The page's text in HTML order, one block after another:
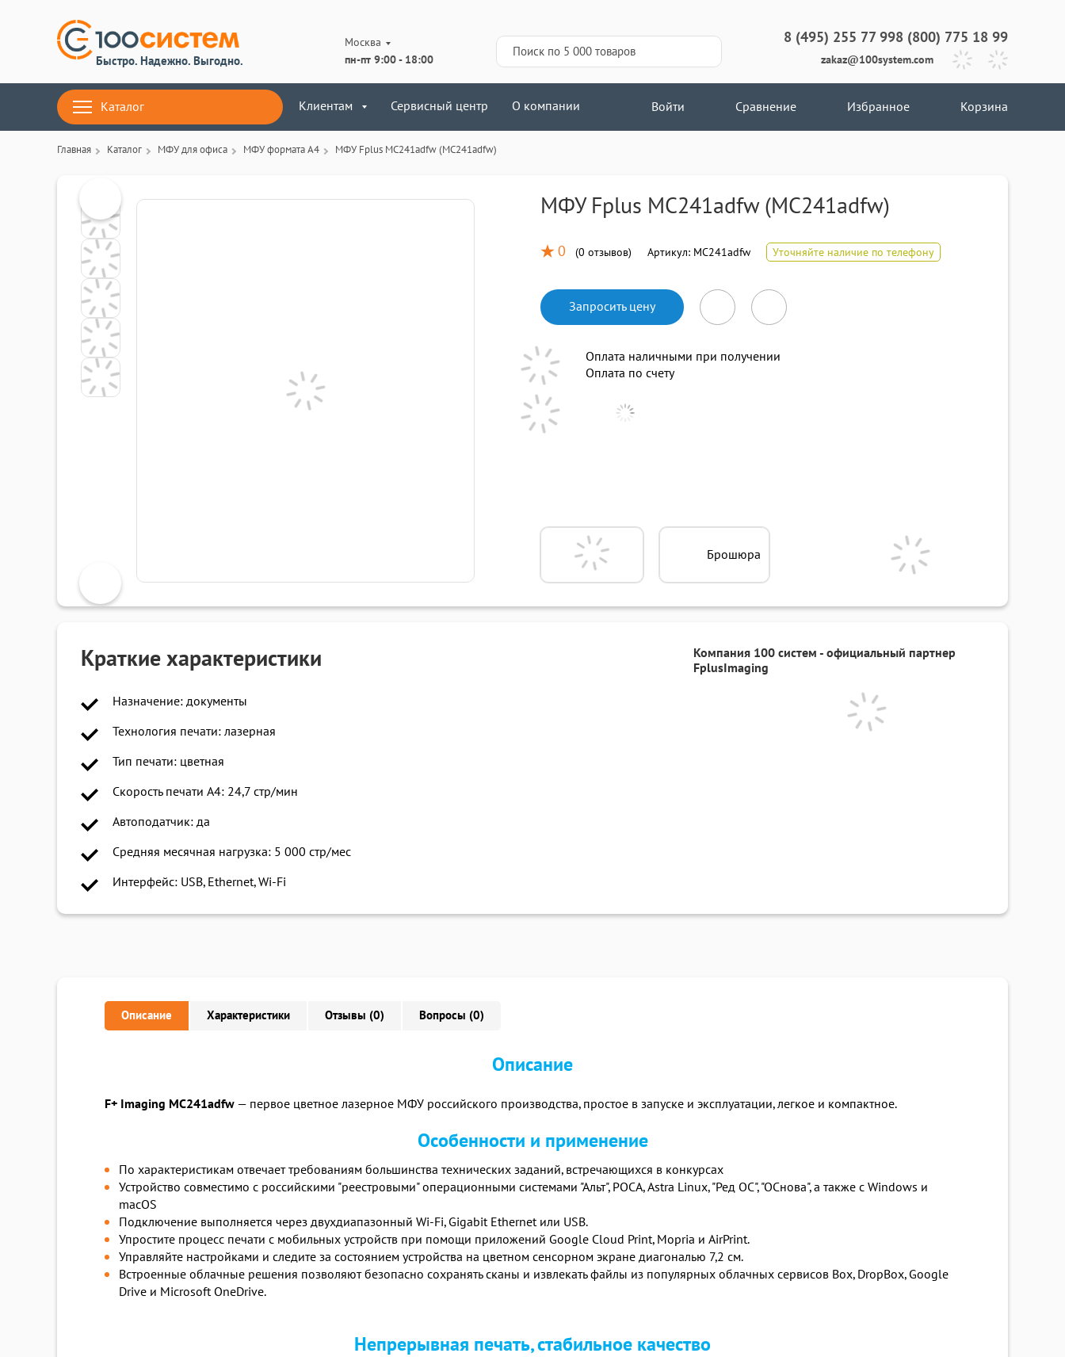
Быстро. Надежно. Выгодно.
Москва
пн-пт 9:00 - 18:00
8 (495) 255 77 998 (800) 775 18 99
zakaz@100system.com
Каталог Клиентам Сервисный центр О компании Войти Сравнение Избранное Корзина
Главная Каталог МФУ для офиса МФУ формата А4 МФУ Fplus MC241adfw (MC241adfw)
МФУ Fplus MC241adfw (MC241adfw)
0 (0 отзывов) Артикул: MC241adfw Уточняйте наличие по телефону
Запросить цену
Оплата наличными при получении
Оплата по счету
Брошюра
Краткие характеристики
Назначение: документы
Технология печати: лазерная
Тип печати: цветная
Скорость печати A4: 24,7 стр/мин
Автоподатчик: да
Средняя месячная нагрузка: 5 000 стр/мес
Интерфейс: USB, Ethernet, Wi-Fi
Компания 100 систем - официальный партнер
FplusImaging
Описание Характеристики Отзывы (0) Вопросы (0)
Описание
F+ Imaging MC241adfw — первое цветное лазерное МФУ российского производства, простое в запуске и эксплуатации, легкое и компактное.
Особенности и применение
По характеристикам отвечает требованиям большинства технических заданий, встречающихся в конкурсах
Устройство совместимо с российскими "реестровыми" операционными системами "Альт", РОСА, Astra Linux, "Ред ОС", "ОСнова", а также с Windows и
macOS
Подключение выполняется через двухдиапазонный Wi-Fi, Gigabit Ethernet или USB.
Упростите процесс печати с мобильных устройств при помощи приложений Google Cloud Print, Mopria и AirPrint.
Управляйте настройками и следите за состоянием устройства на цветном сенсорном экране диагональю 7,2 см.
Встроенные облачные решения позволяют безопасно сохранять сканы и извлекать файлы из популярных облачных сервисов Box, DropBox, Google
Drive и Microsoft OneDrive.
Непрерывная печать, стабильное качество